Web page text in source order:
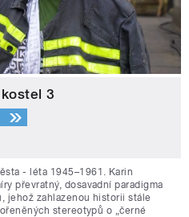
3
- léta 1945–1961. Karin
převratný, dosavadní paradigma
jehož zahlazenou historii stále
stereotypů o „černé